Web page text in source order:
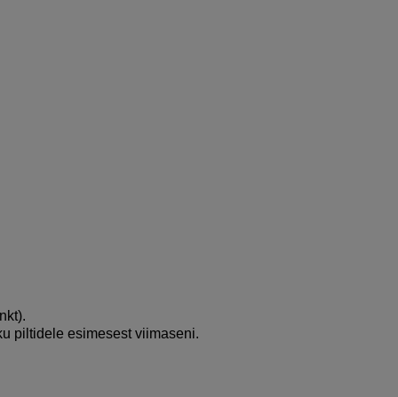
piltidele esimesest viimaseni.